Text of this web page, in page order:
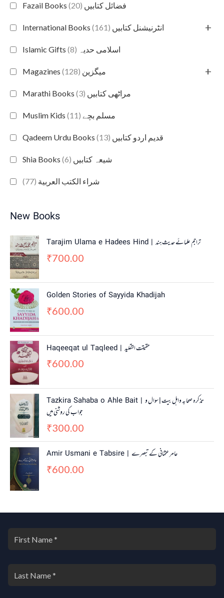
Fazail Books فضائل کتابیں (20)
International Books انٹرنیشنل کتابیں (161) +
Islamic Gifts اسلامی حدیہ (8)
Magazines میگزین (128) +
Marathi Books مراٹھی کتابیں (3)
Muslim Kids مسلم بچے (11)
Qadeem Urdu Books قدیم اردو کتابیں (13)
Shia Books شیعہ کتابیں (6)
شراء الكتب العربية (77)
New Books
Tarajim Ulama e Hadees Hind | تراجم علمائے حديث ہند
₹700.00
Golden Stories of Sayyida Khadijah
₹600.00
Haqeeqat ul Taqleed | حقیقت التقلید
₹600.00
Tazkira Sahaba o Ahle Bait | تذکرہ صحابہ واہل بیت | سوال و
جواب کی روشنی میں
₹300.00
Amir Usmani e Tabsire | عامر عثمانی کے تبصرے
₹600.00